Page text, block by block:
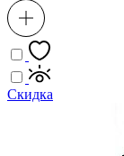
Скидка